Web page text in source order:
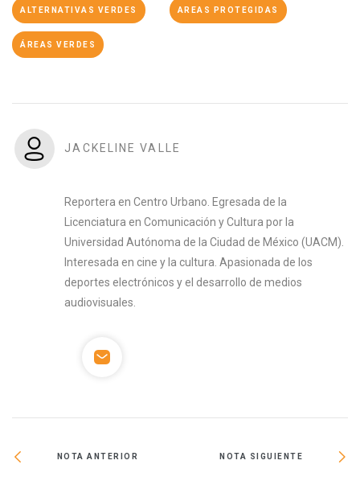
ALTERNATIVAS VERDES AREAS PROTEGIDAS
ÁREAS VERDES
JACKELINE VALLE
Reportera en Centro Urbano. Egresada de la
Licenciatura en Comunicación y Cultura por la
Universidad Autónoma de la Ciudad de México (UACM).
Interesada en cine y la cultura. Apasionada de los
deportes electrónicos y el desarrollo de medios
audiovisuales.
NOTA ANTERIOR NOTA SIGUIENTE